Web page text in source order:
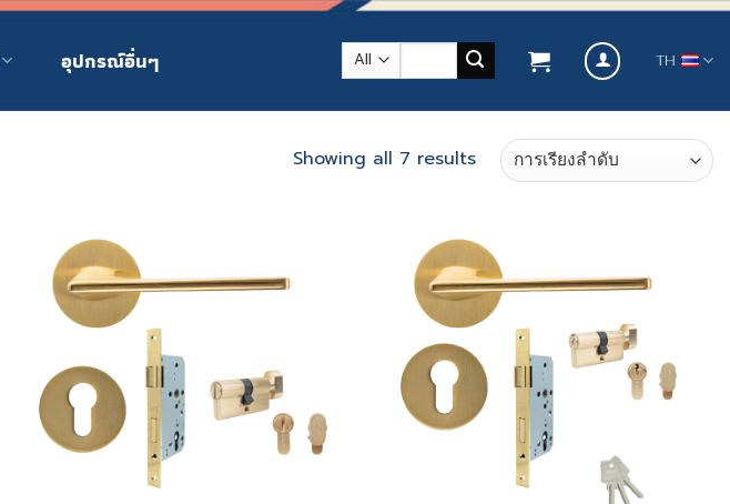
อุปกรณ์อื่นๆ TH
Showing all 7 results